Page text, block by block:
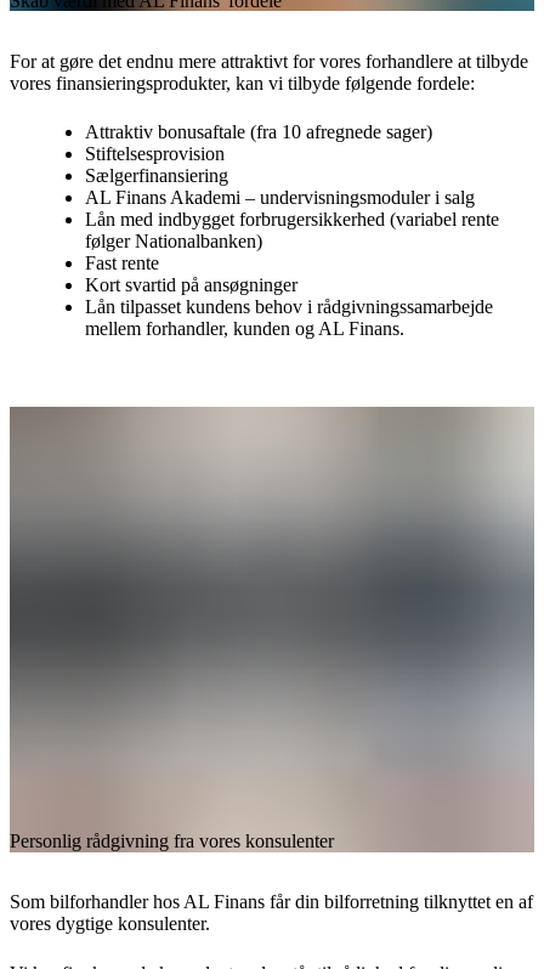
For at gøre det endnu mere attraktivt for vores forhandlere at tilbyde
vores finansieringsprodukter, kan vi tilbyde følgende fordele:
Attraktiv bonusaftale (fra 10 afregnede sager)
Stiftelsesprovision
Sælgerfinansiering
AL Finans Akademi – undervisningsmoduler i salg
Lån med indbygget forbrugersikkerhed (variabel rente
følger Nationalbanken)
Fast rente
Kort svartid på ansøgninger
Lån tilpasset kundens behov i rådgivningssamarbejde
mellem forhandler, kunden og AL Finans.
Personlig rådgivning fra vores konsulenter
Som bilforhandler hos AL Finans får din bilforretning tilknyttet en af
vores dygtige konsulenter.